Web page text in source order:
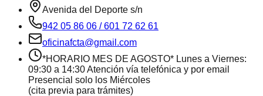
Avenida del Deporte s/n
942 05 86 06 / 601 72 62 61
oficinafcta@gmail.com
*HORARIO MES DE AGOSTO* Lunes a Viernes:
09:30 a 14:30 Atención vía telefónica y por email
Presencial solo los Miércoles
(cita previa para trámites)